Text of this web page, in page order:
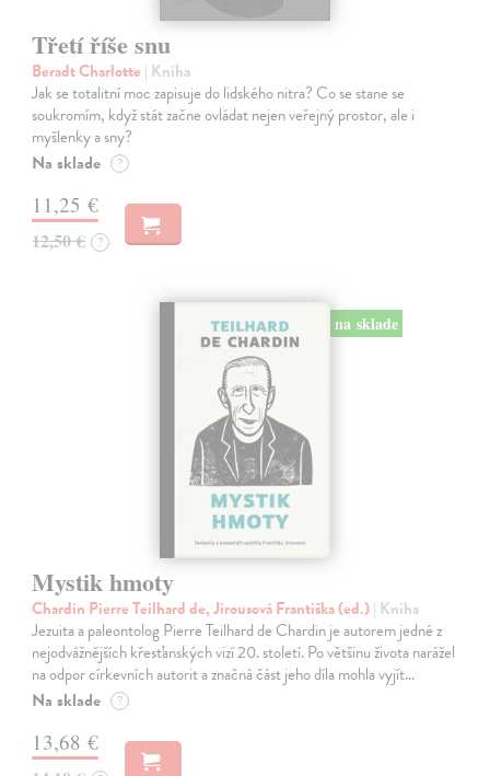
Třetí říše snu
Beradt Charlotte | Kniha
Jak se totalitní moc zapisuje do lidského nitra? Co se stane se
soukromím, když stát začne ovládat nejen veřejný prostor, ale i
myšlenky a sny?
Na sklade ?
11,25 €
12,50 € ?
na sklade
Mystik hmoty
Chardin Pierre Teilhard de, Jirousová Františka (ed.)| Kniha
Jezuita a paleontolog Pierre Teilhard de Chardin je autorem jedné z
nejodvážnějších křesťanských vizí 20. století. Po většinu života narážel
na odpor církevních autorit a značná část jeho díla mohla vyjít…
Na sklade ?
13,68 €